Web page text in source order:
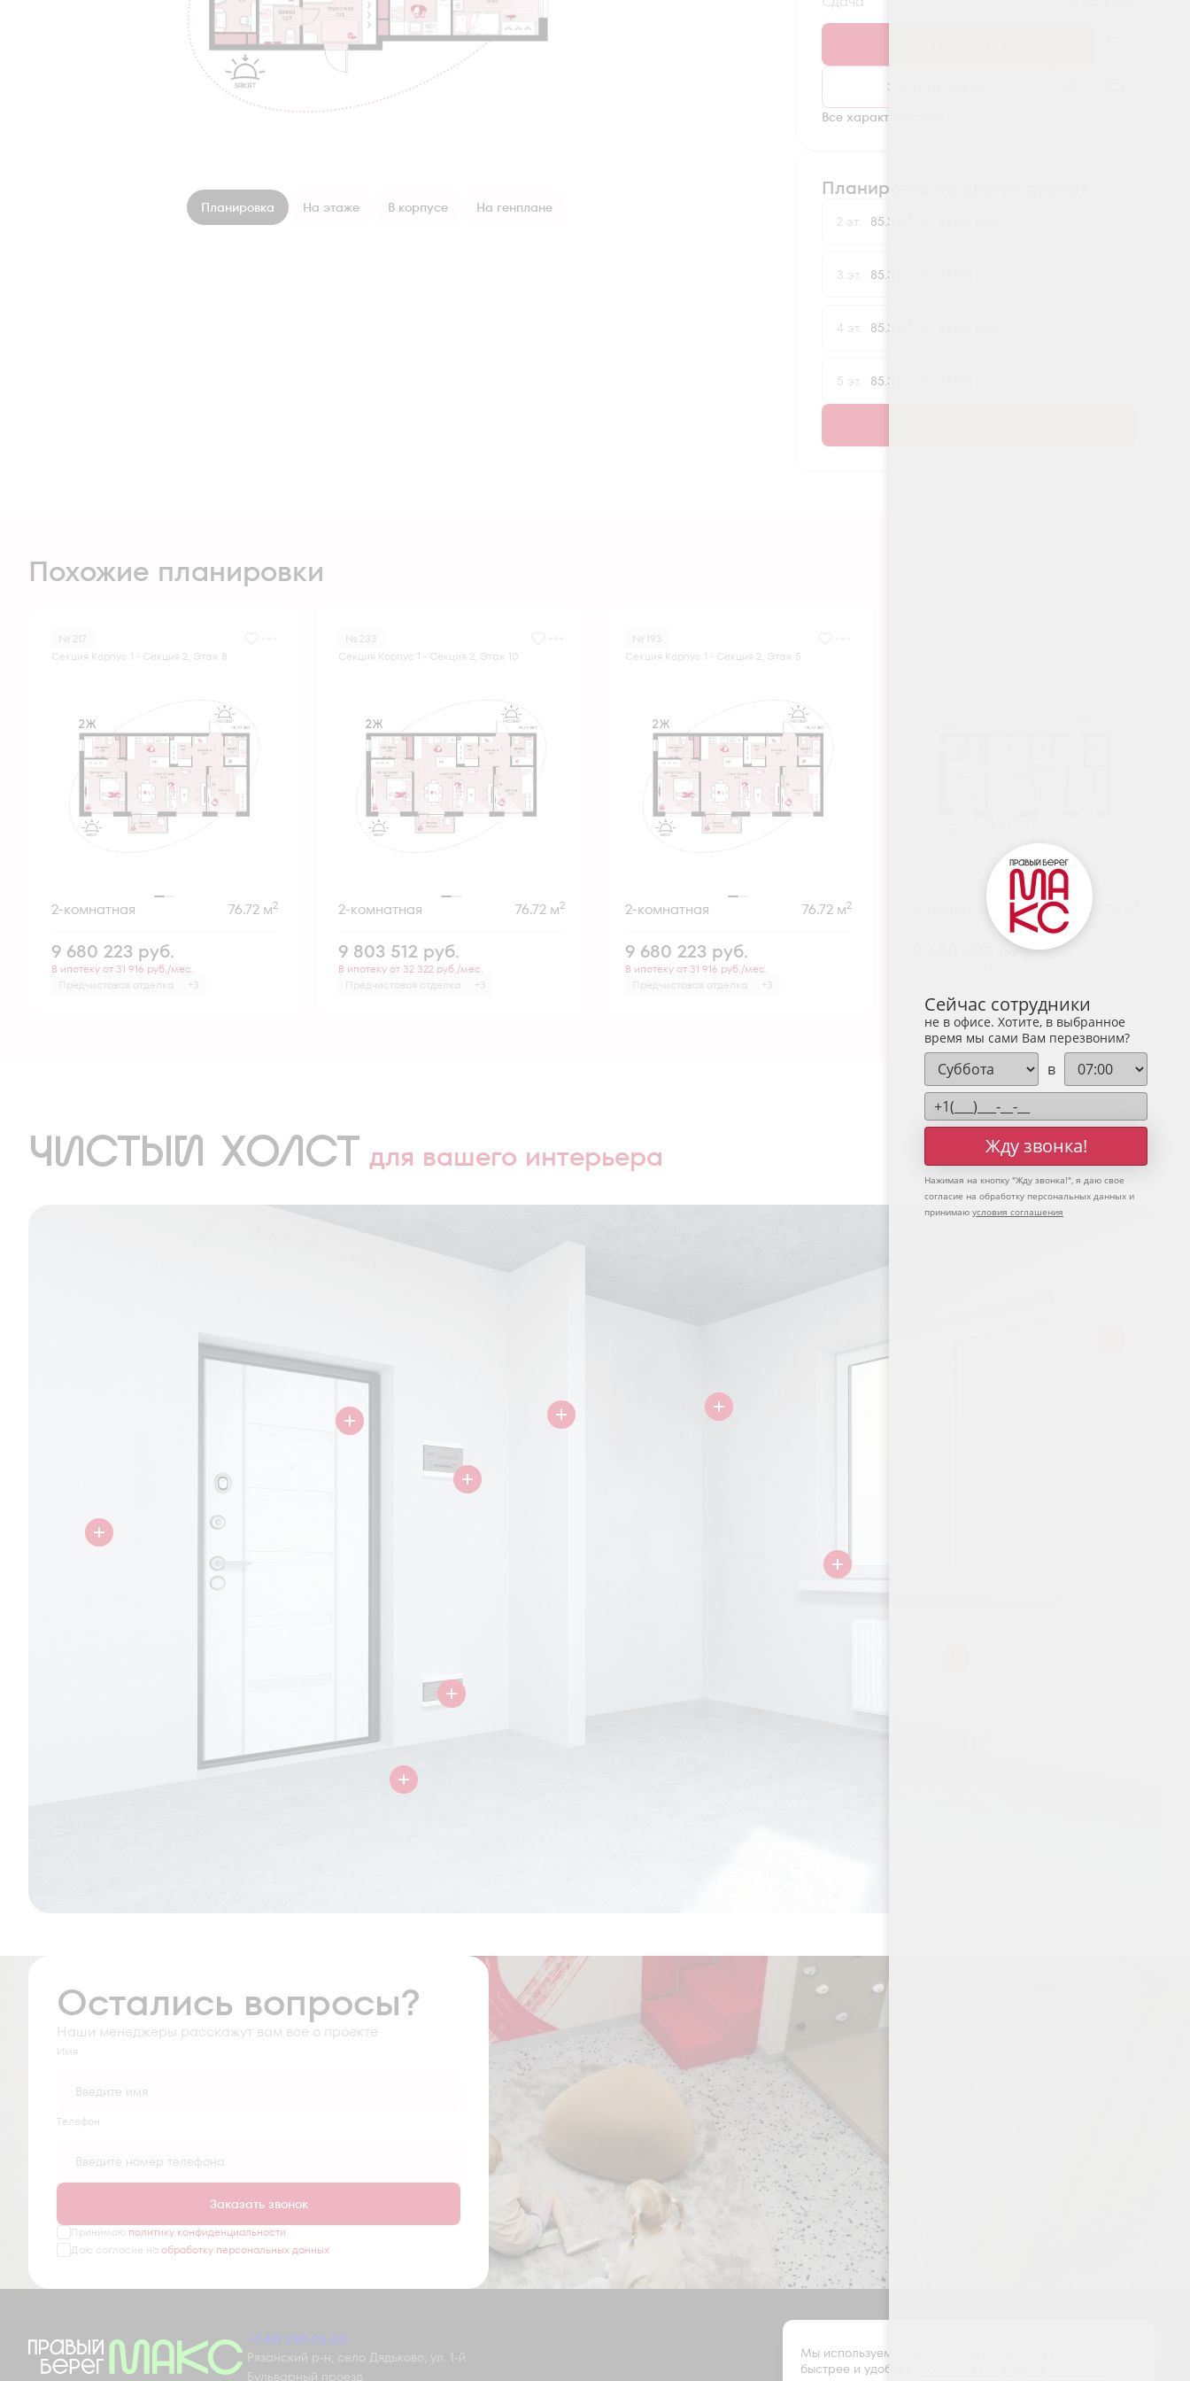
Планировка На этаже В корпусе На генплане
Заказать звонок
Все характеристики
Планировка на других этажах
2 эт. 85.3 м
3 эт. 85.3 м
4 эт. 85.3 м
5 эт. 85.3 м
Похожие планировки
№ 217
Секция Корпус 1 - Секция 2, Этаж 8
2-комнатная 76.72 м2
9 680 223 руб.
В ипотеку от 31 916 руб./мес.
Предчистовая отделка
+3
№ 233
Секция Корпус 1 - Секция 2, Этаж 10
2-комнатная 76.72 м2
9 803 512 руб.
В ипотеку от 32 322 руб./мес.
Предчистовая отделка
+3
№ 193
Секция Корпус 1 - Секция 2, Этаж 5
2-комнатная 76.72 м2
9 680 223 руб.
В ипотеку от 31 916 руб./мес.
Предчистовая отделка
+3
2-комнатная 76.72 м
руб.
ЧИСТЫЙ ХОЛСТ для вашего интерьера
Остались вопросы?
Наши менеджеры расскажут вам все о проекте
Имя
Tелефон
Заказать звонок
Принимаю политику конфиденциальности
Даю согласие на обработку персональных данных
+7 491 230-03-03
Рязанский р-н, село Дядьково, ул. 1-й
Бульварный проезд
Сейчас сотрудники
не в офисе. Хотите, в выбранное
время мы сами Вам перезвоним?
в
Жду звонка!
Нажимая на кнопку "Жду звонка!", я даю свое
согласие на обработку персональных данных и
принимаю условия соглашения
Мы используем cookie-файлы, чтобы сайт работал
быстрее и удобнее.